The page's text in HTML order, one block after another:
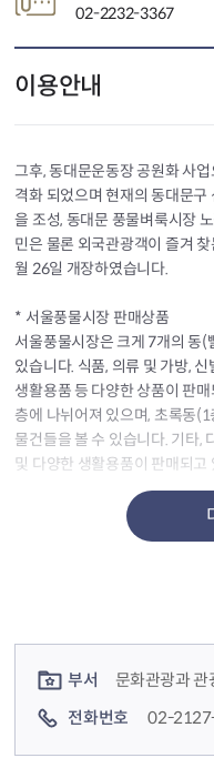
02-2232-3367
이용안내
그후, 동대문운동장 공원화 사
격화 되었으며 현재의 동대문
을 조성, 동대문 풍물벼룩시장
민은 물론 외국관광객이 즐겨
월 26일 개장하였습니다.
* 서울풍물시장 판매상품
서울풍물시장은 크게 7개의 동(
있습니다. 식품, 의류 및 가방,
생활용품 등 다양한 상품이 판
층에 나뉘어져 있으며, 초록동
물건들을 볼 수 있습니다. 기타,
및 다양한 생활용품이 판매되고
영업시간 및 휴장일
- 영업시간 : 오전10시 ~ 오후7
부서
문화관광과 관
전화번호
02-